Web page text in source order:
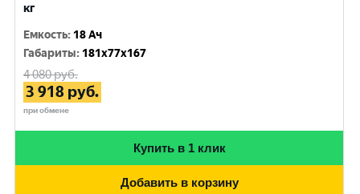
кг
Емкость: 18 Ач
Габариты: 181x77x167
4 080руб.
3 918 руб.
при обмене
Купить в 1 клик
Добавить в корзину